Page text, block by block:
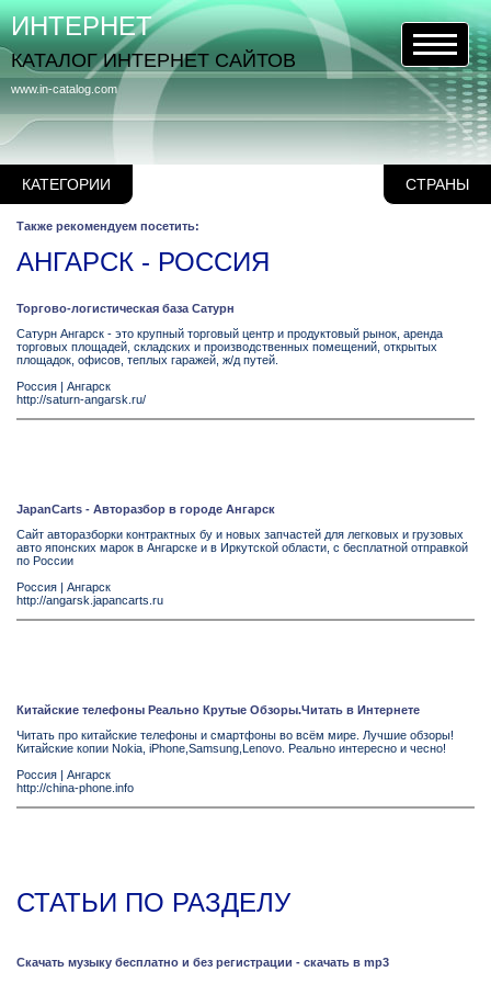
КАТЕГОРИИ СТРАНЫ
www.in-catalog.com
ИНТЕРНЕТ
КАТАЛОГ ИНТЕРНЕТ САЙТОВ
Также рекомендуем посетить:
АНГАРСК - РОССИЯ
Торгово-логистическая база Сатурн
Сатурн Ангарск - это крупный торговый центр и продуктовый рынок, аренда
торговых площадей, складских и производственных помещений, открытых
площадок, офисов, теплых гаражей, ж/д путей.
Россия | Ангарск
http://saturn-angarsk.ru/
JapanCarts - Авторазбор в городе Ангарск
Сайт авторазборки контрактных бу и новых запчастей для легковых и грузовых
авто японских марок в Ангарске и в Иркутской области, с бесплатной отправкой
по России
Россия | Ангарск
http://angarsk.japancarts.ru
Китайские телефоны Реально Крутые Обзоры.Читать в Интернете
Читать про китайские телефоны и смартфоны во всём мире. Лучшие обзоры!
Китайские копии Nokia, iPhone,Samsung,Lenovo. Реально интересно и чесно!
Россия | Ангарск
http://china-phone.info
СТАТЬИ ПО РАЗДЕЛУ
Скачать музыку бесплатно и без регистрации - скачать в mp3